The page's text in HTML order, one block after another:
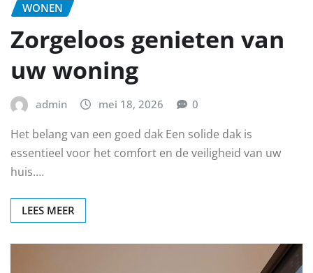
WONEN
Zorgeloos genieten van
uw woning
admin mei 18, 2026 0
Het belang van een goed dak Een solide dak is
essentieel voor het comfort en de veiligheid van uw
huis.…
LEES MEER